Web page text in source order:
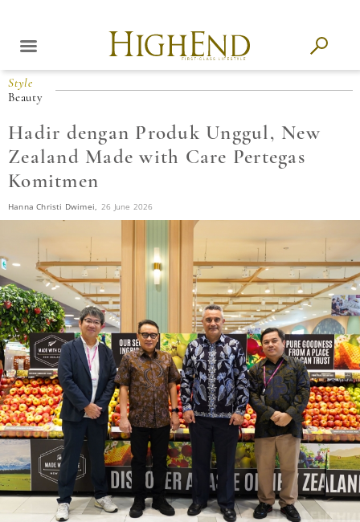
Style
Beauty
Hadir dengan Produk Unggul, New
Zealand Made with Care Pertegas
Komitmen
Hanna Christi Dwimei, 26 June 2026